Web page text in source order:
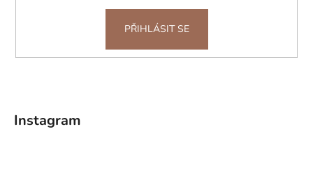
PŘIHLÁSIT SE
Instagram